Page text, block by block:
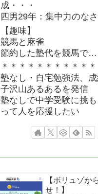
成・・・
四男29年：集中力のな
【趣味】
競馬と麻雀
節約した塾代を競馬で…
＊＊＊＊＊＊＊＊＊＊＊
塾なし・自宅勉強法、成
子沢山あるあるを発信
塾なしで中学受験に挑も
って人を応援したい
【ボリュゾか
せ！】